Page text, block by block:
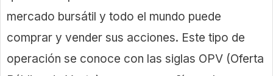
mercado bursátil y todo el mundo puede
comprar y vender sus acciones. Este tipo de
operación se conoce con las siglas OPV (Oferta